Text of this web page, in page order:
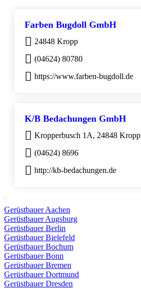
Farben Bugdoll GmbH
24848 Kropp
(04624) 80780
https://www.farben-bugdoll.de
K/B Bedachungen GmbH
Kropperbusch 1A, 24848 Kropp
(04624) 8696
http://kb-bedachungen.de
Gerüstbauer Aachen
Gerüstbauer Augsburg
Gerüstbauer Berlin
Gerüstbauer Bielefeld
Gerüstbauer Bochum
Gerüstbauer Bonn
Gerüstbauer Bremen
Gerüstbauer Dortmund
Gerüstbauer Dresden